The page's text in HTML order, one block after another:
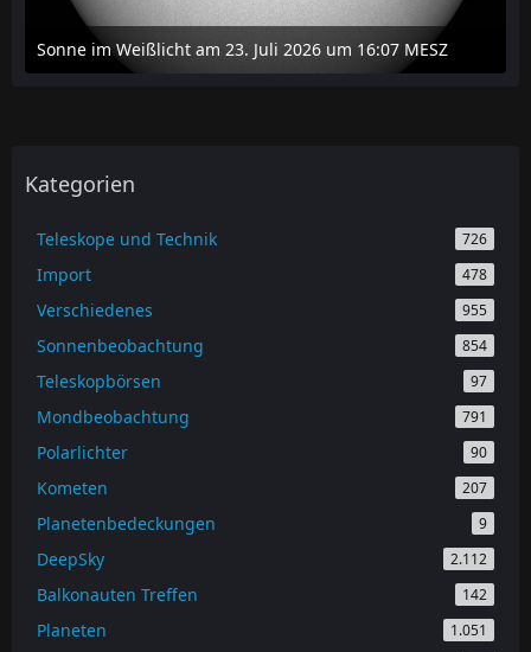
Sonne im Weißlicht am 23. Juli 2026 um 16:07 MESZ
24. Juli 2026 um 20:42
Kategorien
Teleskope und Technik 726
Import 478
Verschiedenes 955
Sonnenbeobachtung 854
Teleskopbörsen 97
Mondbeobachtung 791
Polarlichter 90
Kometen 207
Planetenbedeckungen 9
DeepSky 2.112
Balkonauten Treffen 142
Planeten 1.051